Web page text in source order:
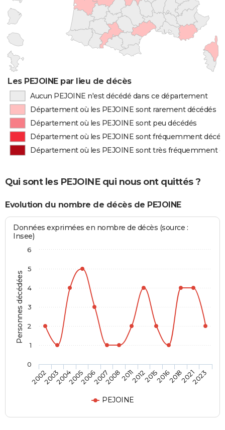
Les PEJOINE par lieu de décès
Aucun PEJOINE n'est décédé dans ce département
Département où les PEJOINE sont rarement décédés
Département où les PEJOINE sont peu décédés
Département où les PEJOINE sont fréquemment
Département où les PEJOINE sont très fréquemment
Qui sont les PEJOINE qui nous ont quittés ?
Evolution du nombre de décès de PEJOINE
Personnes décédées
Données exprimées en nombre de décès (source :
Insee)
PEJOINE
20022003200420052006200720082011201220152016201820212023
0
1
2
3
4
5
6